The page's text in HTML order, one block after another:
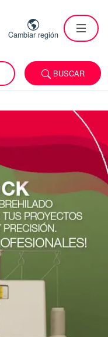
Cambiar región
BUSCAR